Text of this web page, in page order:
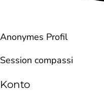
Anonymes Profil
Session compassi
Konto